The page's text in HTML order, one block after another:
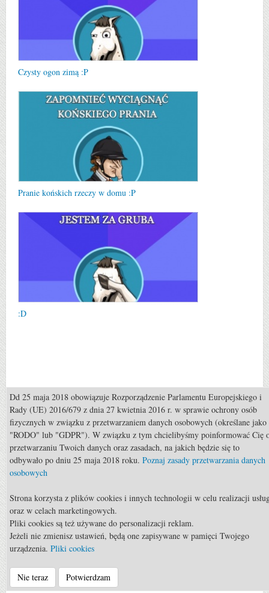
Czysty ogon zimą :P
Pranie końskich rzeczy w domu :P
:D
Społeczności
© Myhorse.pl 2017 - a timeless venture
Dd 25 maja 2018 obowiązuje Rozporządzenie Parlamentu Europejskiego i
Rady (UE) 2016/679 z dnia 27 kwietnia 2016 r. w sprawie ochrony osób
fizycznych w związku z przetwarzaniem danych osobowych (określane jako
"RODO" lub "GDPR"). W związku z tym chcielibyśmy poinformować Cię
przetwarzaniu Twoich danych oraz zasadach, na jakich będzie się to
odbywało po dniu 25 maja 2018 roku. Poznaj zasady przetwarzania danych
osobowych
Strona korzysta z plików cookies i innych technologii w celu realizacji
oraz w celach marketingowych.
Pliki cookies są też używane do personalizacji reklam.
Jeżeli nie zmienisz ustawień, będą one zapisywane w pamięci Twojego
urządzenia. Pliki cookies
Nie teraz Potwierdzam